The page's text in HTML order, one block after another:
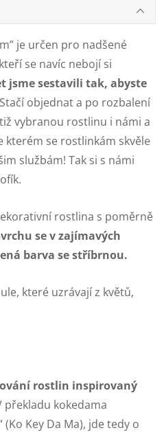
je určen pro nadšené
se navíc nebojí si
jsme sestavili tak, abyste
Stačí objednat a po rozbalení
vybranou rostlinu i námi a
kterém se rostlinkám skvěle
službám! Tak si s námi
rostlina s poměrně
se v zajímavých
barva se stříbrnou.
které uzrávají z květů,
rostlin inspirovaný
překladu kokedama
Key Da Ma), jde tedy o